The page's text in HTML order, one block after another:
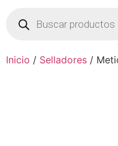
Inicio / Selladores /